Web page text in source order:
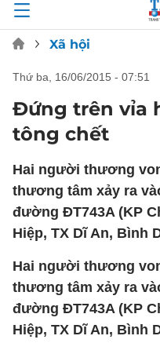
Xã hội
thứ ba, 16/06/2015 - 07:51
Đứng trên vỉa
tông chết
Hai người thương
thương tâm xảy ra
đường ĐT743A (KP
Hiệp, TX Dĩ An, Bình
Hai người thương
thương tâm xảy ra
đường ĐT743A (KP
Hiệp, TX Dĩ An, Bình